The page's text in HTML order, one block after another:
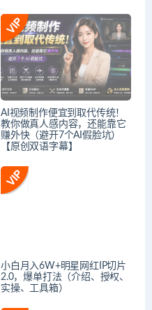
AI视频制作便宜到取代传统！
教你做真人感内容，还能靠它
赚外快（避开7个AI假脸坑）
【原创双语字幕】
小白月入6W+明星网红IP切片
2.0，爆单打法（介绍、授权、
实操、工具箱）